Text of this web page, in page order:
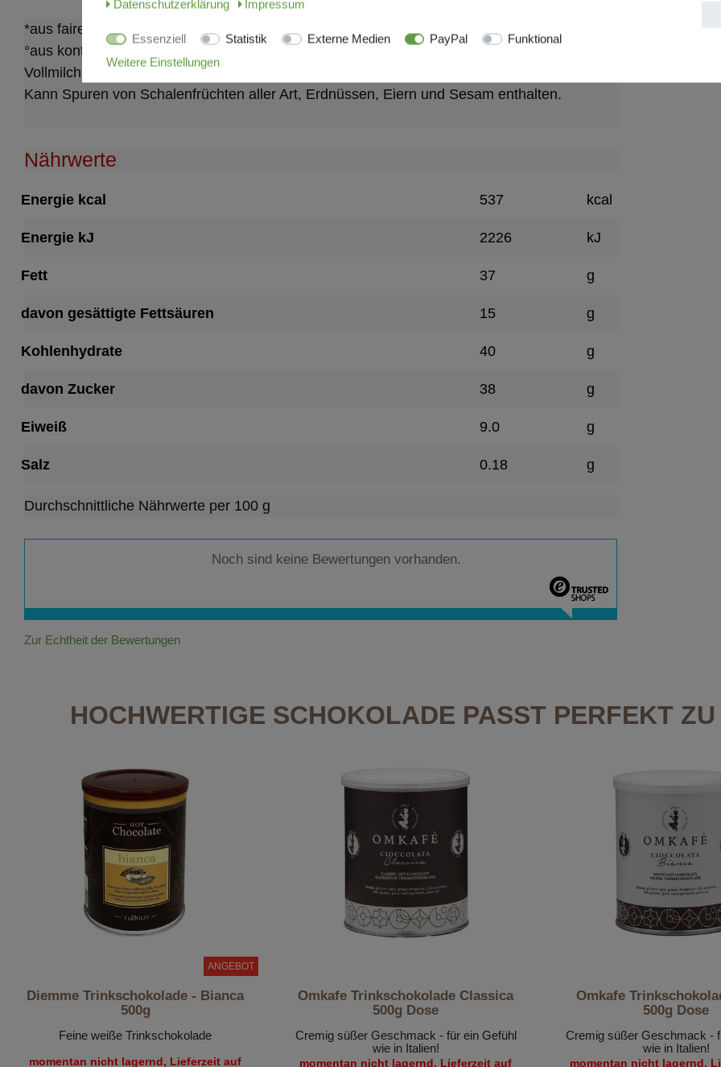
*aus fairem Handel, Fair-Handelsanteil insgesamt: 48%
°aus kontrolliert biologischer Landwirtschaft
Vollmilchpulver von den Tiroler Bio-Bergbauern „Bio vom Berg“.
Kann Spuren von Schalenfrüchten aller Art, Erdnüssen, Eiern und Sesam enthalten.
Nährwerte
Energie kcal 537 kcal
Energie kJ 2226 kJ
Fett 37 g
davon gesättigte Fettsäuren 15 g
Kohlenhydrate 40 g
davon Zucker 38 g
Eiweiß 9.0 g
Salz 0.18 g
Durchschnittliche Nährwerte per 100 g
Noch sind keine Bewertungen vorhanden.
Zur Echtheit der Bewertungen
HOCHWERTIGE SCHOKOLADE PASST PERFEKT
ANGEBOT
Diemme Trinkschokolade - Bianca
500g
Feine weiße Trinkschokolade
momentan nicht lagernd, Lieferzeit auf
Omkafe Trinkschokolade Classica
500g Dose
Cremig süßer Geschmack - für ein Gefühl
wie in Italien!
momentan nicht lagernd, Lieferzeit auf
Omkafe
500g Dose
Cremig süßer Geschmack -
wie in Italien!
momentan nicht lagernd,
Daten­schutz­erklärung
Impressum
Essenziell Statistik Externe Medien PayPal
Funktional
Weitere Einstellungen